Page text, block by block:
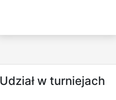
Udział w turniejach